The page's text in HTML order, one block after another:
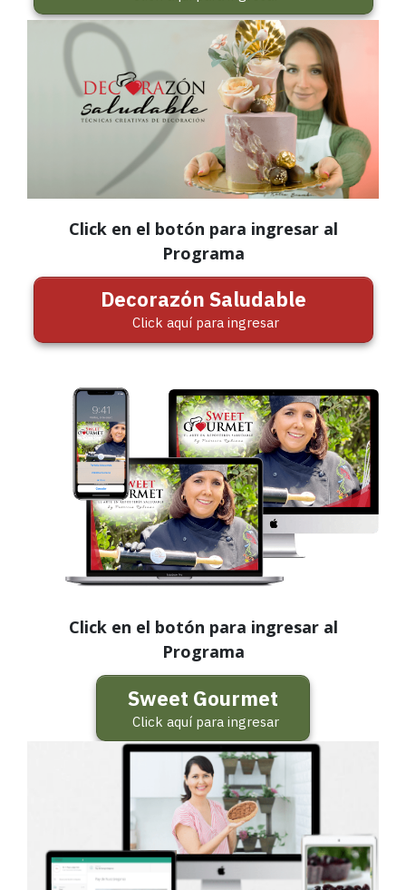
Click en el botón para ingresar al
Programa
Decorazón Saludable
Click aquí para ingresar
Click en el botón para ingresar al
Programa
Sweet Gourmet
Click aquí para ingresar